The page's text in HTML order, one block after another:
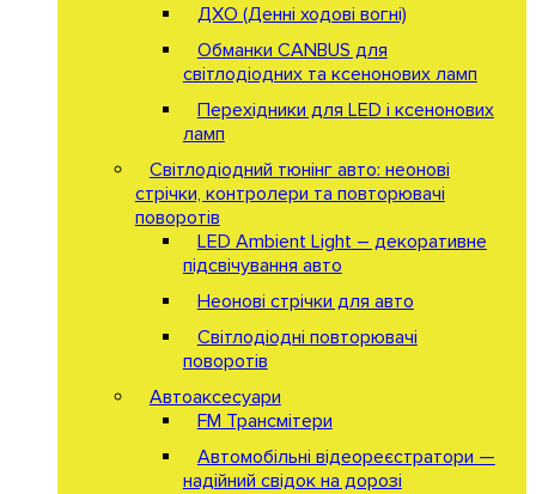
ДХО (Денні ходові вогні)
Обманки CANBUS для
світлодіодних та ксенонових ламп
Перехідники для LED і ксенонових
ламп
Світлодіодний тюнінг авто: неонові
стрічки, контролери та повторювачі
поворотів
LED Ambient Light – декоративне
підсвічування авто
Неонові стрічки для авто
Світлодіодні повторювачі
поворотів
Автоаксесуари
FM Трансмітери
Автомобільні відеореєстратори —
надійний свідок на дорозі